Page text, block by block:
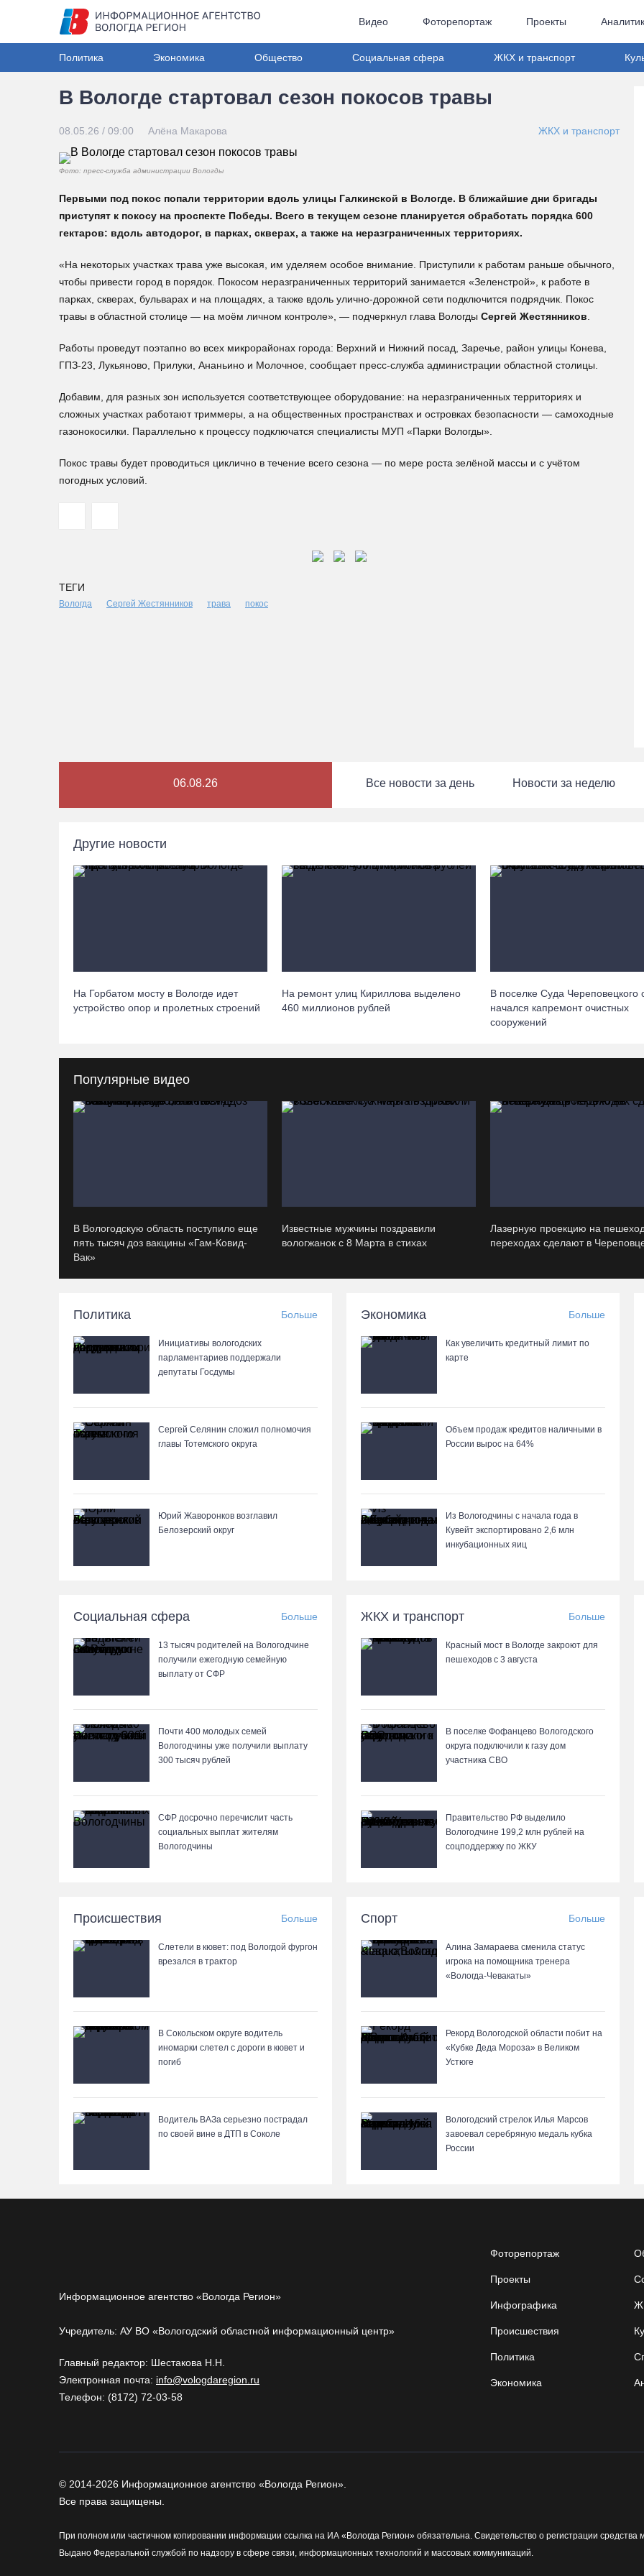
Видео Фоторепортаж Проекты
Политика Экономика Общество Социальная сфера ЖКХ и транспорт
В Вологде стартовал сезон покосов травы
08.05.26 / 09:00 Алёна Макарова ЖКХ и транспорт
Фото: пресс-служба администрации Вологды
Первыми под покос попали территории вдоль улицы Галкинской в Вологде. В ближайшие дни бригады
приступят к покосу на проспекте Победы. Всего в текущем сезоне планируется обработать порядка 600
гектаров: вдоль автодорог, в парках, скверах, а также на неразграниченных территориях.
«На некоторых участках трава уже высокая, им уделяем особое внимание. Приступили к работам раньше обычного,
чтобы привести город в порядок. Покосом неразграниченных территорий занимается «Зеленстрой», к работе в
парках, скверах, бульварах и на площадях, а также вдоль улично-дорожной сети подключится подрядчик. Покос
травы в областной столице — на моём личном контроле», — подчеркнул глава Вологды Сергей Жестянников
Работы проведут поэтапно во всех микрорайонах города: Верхний и Нижний посад, Заречье, район улицы Конева,
ГПЗ-23, Лукьяново, Прилуки, Ананьино и Молочное, сообщает пресс-служба администрации областной столицы.
Добавим, для разных зон используется соответствующее оборудование: на неразграниченных территориях и
сложных участках работают триммеры, а на общественных пространствах и островках безопасности — самоходные
газонокосилки. Параллельно к процессу подключатся специалисты МУП «Парки Вологды».
Покос травы будет проводиться циклично в течение всего сезона — по мере роста зелёной массы и с учётом
погодных условий.
ТЕГИ
Вологда Сергей Жестянников трава покос
06.08.26 Все новости за день Новости за неделю
Другие новости
На Горбатом мосту в Вологде идет
устройство опор и пролетных строений
На ремонт улиц Кириллова выделено
460 миллионов рублей
В поселке Суда Череповецкого
начался капремонт очистных
сооружений
Популярные видео
В Вологодскую область поступило еще
пять тысяч доз вакцины «Гам-Ковид-
Вак»
Известные мужчины поздравили
вологжанок с 8 Марта в стихах
Лазерную проекцию на
переходах сделают в
Политика Больше
Инициативы вологодских
парламентариев поддержали
депутаты Госдумы
Сергей Селянин сложил полномочия
главы Тотемского округа
Юрий Жаворонков возглавил
Белозерский округ
Экономика Больше
Как увеличить кредитный лимит по
карте
Объем продаж кредитов наличными в
России вырос на 64%
Из Вологодчины с начала года в
Кувейт экспортировано 2,6 млн
инкубационных яиц
Социальная сфера Больше
13 тысяч родителей на Вологодчине
получили ежегодную семейную
выплату от СФР
Почти 400 молодых семей
Вологодчины уже получили выплату
300 тысяч рублей
СФР досрочно перечислит часть
социальных выплат жителям
Вологодчины
ЖКХ и транспорт Больше
Красный мост в Вологде закроют для
пешеходов с 3 августа
В поселке Фофанцево Вологодского
округа подключили к газу дом
участника СВО
Правительство РФ выделило
Вологодчине 199,2 млн рублей на
соцподдержку по ЖКУ
Происшествия Больше
Слетели в кювет: под Вологдой фургон
врезался в трактор
В Сокольском округе водитель
иномарки слетел с дороги в кювет и
погиб
Водитель ВАЗа серьезно пострадал
по своей вине в ДТП в Соколе
Спорт Больше
Алина Замараева сменила статус
игрока на помощника тренера
«Вологда-Чевакаты»
Рекорд Вологодской области побит на
«Кубке Деда Мороза» в Великом
Устюге
Вологодский стрелок Илья Марсов
завоевал серебряную медаль кубка
России
Информационное агентство «Вологда Регион»
Учредитель: АУ ВО «Вологодский областной информационный центр»
Главный редактор: Шестакова Н.Н.
Электронная почта: info@vologdaregion.ru
Телефон: (8172) 72-03-58
Фоторепортаж
Проекты
Инфографика
Происшествия
Политика
Экономика
© 2014-2026 Информационное агентство «Вологда Регион».
Все права защищены.
При полном или частичном копировании информации ссылка на ИА «Вологда Регион» обязательна. Свидетельство о регистрации
Выдано Федеральной службой по надзору в сфере связи, информационных технологий и массовых коммуникаций.